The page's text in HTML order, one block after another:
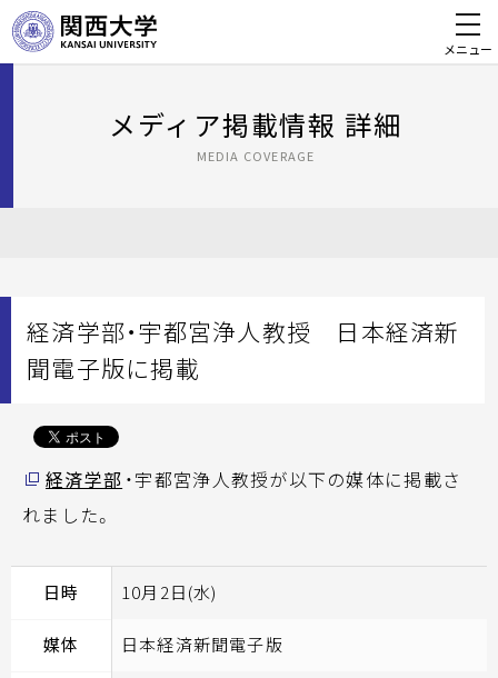
メニュー
メディア掲載情報 詳細
MEDIA COVERAGE
経済学部・宇都宮浄人教授 日本経済新
聞電子版に掲載
経済学部 ・宇都宮浄人教授が以下の媒体に掲載さ
れました。
日時 10月2日(水)
媒体 日本経済新聞電子版